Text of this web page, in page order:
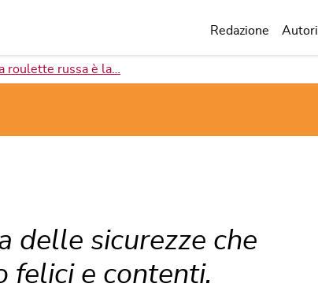
Redazione Autori
roulette russa è la…
delle sicurezze che
felici e contenti.